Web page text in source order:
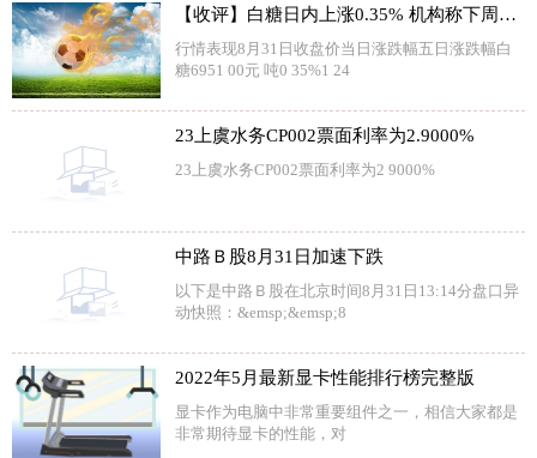
【收评】白糖日内上涨0.35% 机构称下周糖价大概率维持高位震荡的趋势，郑糖价格在6780一线
行情表现8月31日收盘价当日涨跌幅五日涨跌幅白
糖6951 00元 吨0 35%1 24
23上虞水务CP002票面利率为2.9000%
23上虞水务CP002票面利率为2 9000%
中路Ｂ股8月31日加速下跌
以下是中路Ｂ股在北京时间8月31日13:14分盘口异
动快照：&emsp;&emsp;8
2022年5月最新显卡性能排行榜完整版
显卡作为电脑中非常重要组件之一，相信大家都是
非常期待显卡的性能，对